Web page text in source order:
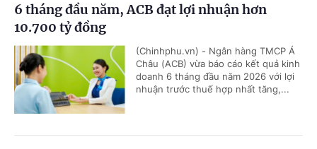
6 tháng đầu năm, ACB đạt lợi nhuận hơn
10.700 tỷ đồng
(Chinhphu.vn) - Ngân hàng TMCP Á
Châu (ACB) vừa báo cáo kết quả kinh
doanh 6 tháng đầu năm 2026 với lợi
nhuận trước thuế hợp nhất tăng,...